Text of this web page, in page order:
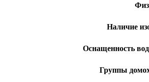
Наличие
Оснащенность
Группы